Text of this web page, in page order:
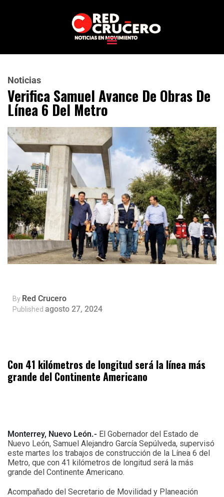
Noticias
Verifica Samuel Avance De Obras De
Línea 6 Del Metro
By Red Crucero
Published agosto 27, 2024
Con 41 kilómetros de longitud será la línea más
grande del Continente Americano
Monterrey, Nuevo León.- El Gobernador del Estado de
Nuevo León, Samuel Alejandro García Sepúlveda, supervisó
este martes los trabajos de construcción de la Línea 6 del
Metro, que con 41 kilómetros de longitud será la más
grande del Continente Americano.
Acompañado del Secretario de Movilidad y Planeación